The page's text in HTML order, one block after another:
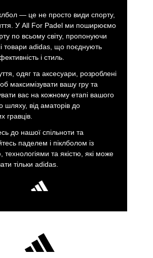
— це не просто види спорту,
У All For Padel ми поширюємо
по всьому світу, пропонуючи
товари adidas, що поєднують
і стиль.
одяг та аксесуари, розроблені
максимізувати вашу гру та
вас на кожному етапі вашого
шляху, від аматорів до
гравців.
до нашої спільноти та
паделем і піклболом із
технологіями та якістю, які може
тільки adidas.